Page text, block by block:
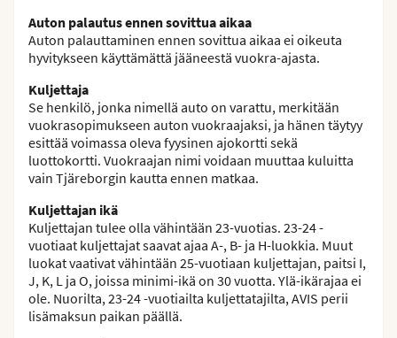
Auton palautus ennen sovittua aikaa
Auton palauttaminen ennen sovittua aikaa ei oikeuta
hyvitykseen käyttämättä jääneestä vuokra-ajasta.
Kuljettaja
Se henkilö, jonka nimellä auto on varattu, merkitään
vuokrasopimukseen auton vuokraajaksi, ja hänen täytyy
esittää voimassa oleva fyysinen ajokortti sekä
luottokortti. Vuokraajan nimi voidaan muuttaa kuluitta
vain Tjäreborgin kautta ennen matkaa.
Kuljettajan ikä
Kuljettajan tulee olla vähintään 23-vuotias. 23-24 -
vuotiaat kuljettajat saavat ajaa A-, B- ja H-luokkia. Muut
luokat vaativat vähintään 25-vuotiaan kuljettajan, paitsi I,
J, K, L ja O, joissa minimi-ikä on 30 vuotta. Ylä-ikärajaa ei
ole. Nuorilta, 23-24 -vuotiailta kuljettatajilta, AVIS perii
lisämaksun paikan päällä.